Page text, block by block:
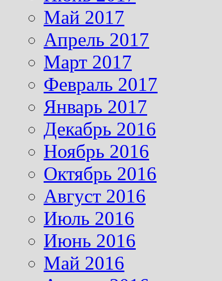
Май 2017
Апрель 2017
Март 2017
Февраль 2017
Январь 2017
Декабрь 2016
Ноябрь 2016
Октябрь 2016
Август 2016
Июль 2016
Июнь 2016
Май 2016